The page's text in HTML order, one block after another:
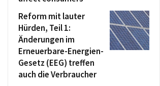
Reform mit lauter
Hürden, Teil 1:
Änderungen im
Erneuerbare-Energien-
Gesetz (EEG) treffen
auch die Verbraucher